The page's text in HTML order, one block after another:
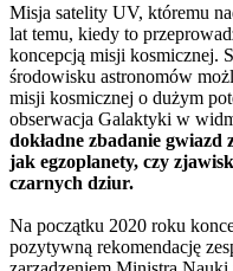
Misja satelity UV, któremu
lat temu, kiedy to
koncepcją misji kosmicznej.
środowisku astronomów
misji kosmicznej o dużym
obserwacja Galaktyki w
dokładne zbadanie
jak egzoplanety, czy
czarnych dziur.
Na początku 2020 roku
pozytywną rekomendację